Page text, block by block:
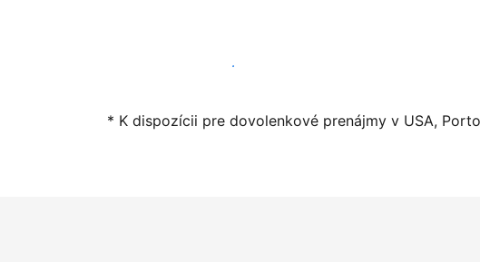
Začať ponúkať svoje ubytovanie
* K dispozícii pre dovolenkové prenájmy v USA,